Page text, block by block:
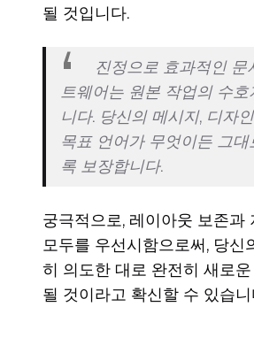
될 것입니다.
진정으로 효과적인 문
트웨어는 원본 작업의 수
니다. 당신의 메시지, 디자
목표 언어가 무엇이든 그
록 보장합니다.
궁극적으로, 레이아웃 보존과
모두를 우선시함으로써, 당신
히 의도한 대로 완전히 새로
될 것이라고 확신할 수 있습니